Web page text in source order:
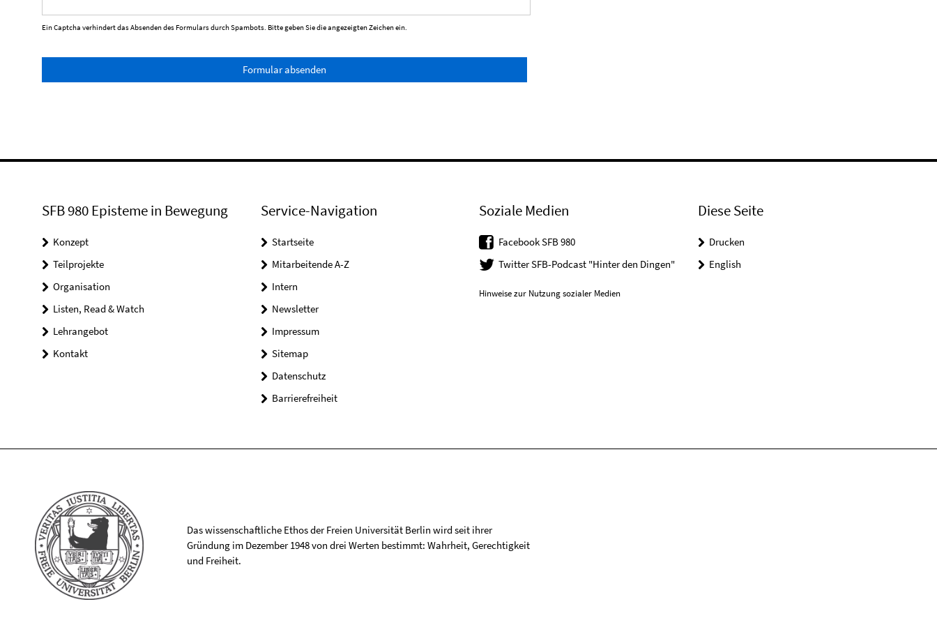
Ein Captcha verhindert das Absenden des Formulars durch Spambots. Bitte geben Sie die angezeigten Zeichen ein.
Formular absenden
SFB 980 Episteme in Bewegung
Konzept
Teilprojekte
Organisation
Listen, Read & Watch
Lehrangebot
Kontakt
Service-Navigation
Startseite
Mitarbeitende A-Z
Intern
Newsletter
Impressum
Sitemap
Datenschutz
Barrierefreiheit
Soziale Medien
Facebook SFB 980
Twitter SFB-Podcast "Hinter den Dingen"
Hinweise zur Nutzung sozialer Medien
Diese Seite
Drucken
English
Das wissenschaftliche Ethos der Freien Universität Berlin wird seit ihrer
Gründung im Dezember 1948 von drei Werten bestimmt: Wahrheit, Gerechtigkeit
und Freiheit.